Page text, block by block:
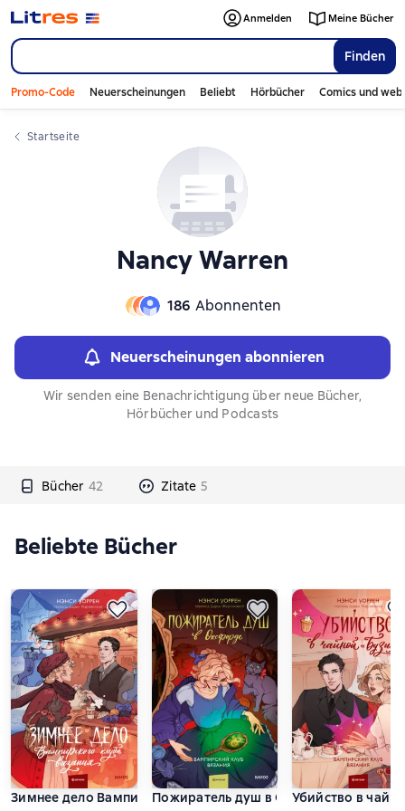
Finden
Anmelden Meine Bücher
Promo-Code Neuerscheinungen Beliebt Hörbücher Comics und
Startseite
Nancy Warren
186 Abonnenten
Neuerscheinungen abonnieren
Wir senden eine Benachrichtigung über neue Bücher,
Hörbücher und Podcasts
Bücher 42 Zitate 5
Слайдер с книгами
Beliebte Bücher
Зимнее дело Вампирского клуба вязания
Пожиратель душ в Оксфорде.
Убийство в
Слайдер с книгами